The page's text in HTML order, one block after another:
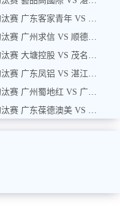
08月03日 佛山西甲足球联赛32强淘汰赛 广东客家青年 VS 广州英华思力U17 全场录像
08月03日 佛山西甲足球联赛32强淘汰赛 广州求信 VS 顺德新青年 全场录像
08月03日 佛山西甲足球联赛32强淘汰赛 大塘控股 VS 茂名市点都得 全场录像
08月03日 佛山西甲足球联赛32强淘汰赛 广东凤铝 VS 湛江八部科技 全场录像
08月03日 佛山西甲足球联赛32强淘汰赛 广州蜀地红 VS 广州戴拿模 全场录像
08月02日 佛山西甲足球联赛32强淘汰赛 广东葆德澳美 VS 白坭兴龙 全场录像